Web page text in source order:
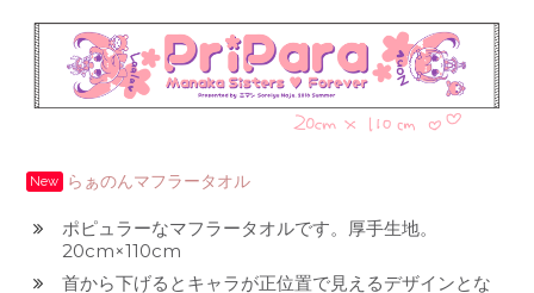
New らぁのんマフラータオル
ポピュラーなマフラータオルです。厚手生地。
20cm×110cm
首から下げるとキャラが正位置で見えるデザインとな